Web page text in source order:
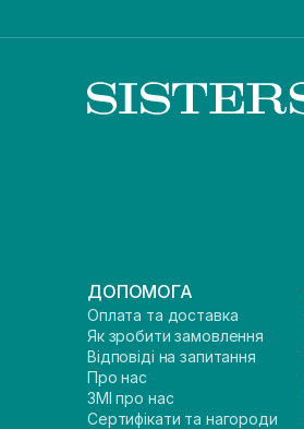
ДОПОМОГА
Оплата та доставка
Як зробити замовлення
Відповіді на запитання
Про нас
ЗМІ про нас
Сертифікати та нагороди